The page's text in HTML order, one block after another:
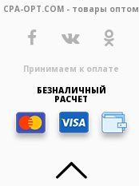
CPA-OPT.COM - товары оптом
Принимаем к оплате
БЕЗНАЛИЧНЫЙ
РАСЧЕТ